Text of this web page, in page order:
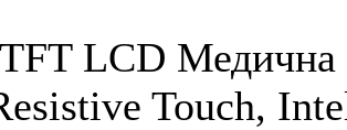
LCD
Touch,